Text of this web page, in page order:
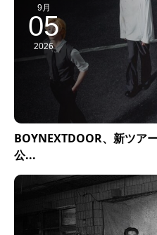
9月
05
2026
BOYNEXTDOOR、新ツア
公...